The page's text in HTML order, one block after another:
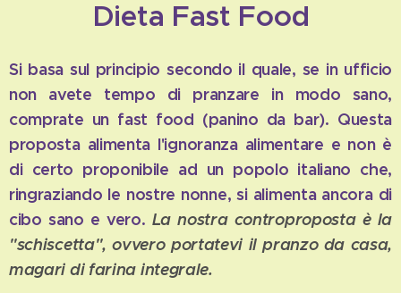
Dieta Fast Food
Si basa sul principio secondo il quale, se in ufficio
non avete tempo di pranzare in modo sano,
comprate un fast food (panino da bar). Questa
proposta alimenta l'ignoranza alimentare e non è
di certo proponibile ad un popolo italiano che,
ringraziando le nostre nonne, si alimenta ancora di
cibo sano e vero. La nostra controproposta è la
"schiscetta", ovvero portatevi il pranzo da casa,
magari di farina integrale.